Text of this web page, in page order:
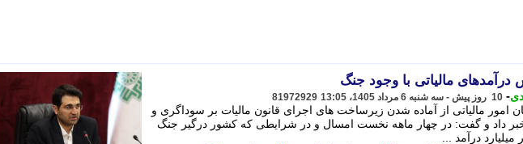
درآمدهای مالیاتی با وجود جنگ
- 10 روز پیش - سه شنبه 6 مرداد 1405، 13:05 81972929
امور مالیاتی از آماده شدن زیرساخت های اجرای قانون مالیات بر سوداگری و
داد و گفت: در چهار ماهه نخست امسال و در شرایطی که کشور درگیر جنگ